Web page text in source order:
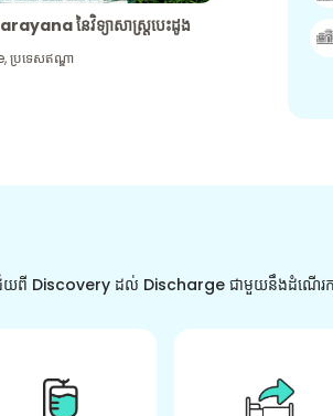
នៃវិទ្យាសាស្រ្តបេះដូង
,ប្រទេសឥណ្ឌា
ោគជ័យពី Discovery ដល់ Discharge ជាមួយនឹងដំណើ